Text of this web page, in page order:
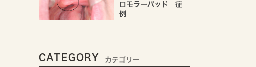
ロモラーパッド 症
例
CATEGORY カテゴリー